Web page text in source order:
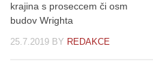
krajina s proseccem či osm
budov Wrighta
25.7.2019 BY REDAKCE